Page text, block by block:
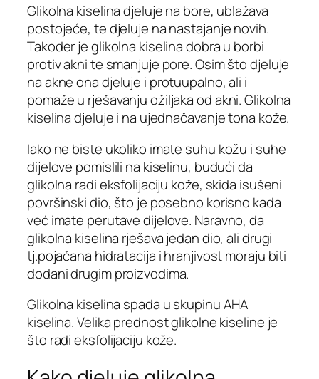
Glikolna kiselina djeluje na bore, ublažava
postojeće, te djeluje na nastajanje novih.
Također je glikolna kiselina dobra u borbi
protiv akni te smanjuje pore. Osim što djeluje
na akne ona djeluje i protuupalno, ali i
pomaže u rješavanju ožiljaka od akni. Glikolna
kiselina djeluje i na ujednačavanje tona kože.
Iako ne biste ukoliko imate suhu kožu i suhe
dijelove pomislili na kiselinu, budući da
glikolna radi eksfolijaciju kože, skida isušeni
površinski dio, što je posebno korisno kada
već imate perutave dijelove. Naravno, da
glikolna kiselina rješava jedan dio, ali drugi
tj.pojačana hidratacija i hranjivost moraju biti
dodani drugim proizvodima.
Glikolna kiselina spada u skupinu AHA
kiselina. Velika prednost glikolne kiseline je
što radi eksfolijaciju kože.